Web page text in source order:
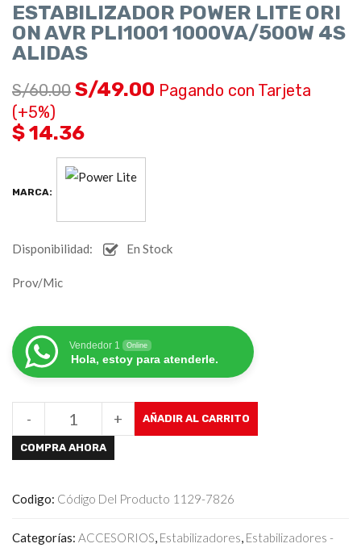
ESTABILIZADOR POWER LITE ORI
ON AVR PLI1001 1000VA/500W 4S
ALIDAS
S/60.00 S/49.00 Pagando con Tarjeta
(+5%)
$ 14.36
MARCA:
Disponibilidad: En Stock
Prov/Mic
Vendedor 1 Online
Hola, estoy para atenderle.
+
- AÑADIR AL CARRITO
COMPRA AHORA
Codigo: Código Del Producto 1129-7826
Categorías: ACCESORIOS, Estabilizadores, Estabilizadores -